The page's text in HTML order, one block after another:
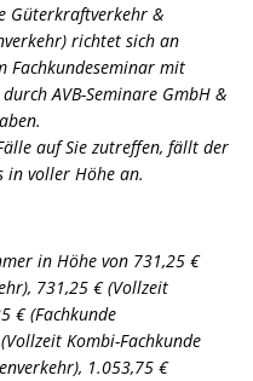
Güterkraftverkehr &
richtet sich an
Fachkundeseminar mit
AVB-Seminare GmbH &
auf Sie zutreffen, fällt der
in voller Höhe an.
in Höhe von 731,25 €
731,25 € (Vollzeit
€ (Fachkunde
Kombi-Fachkunde
1.053,75 €